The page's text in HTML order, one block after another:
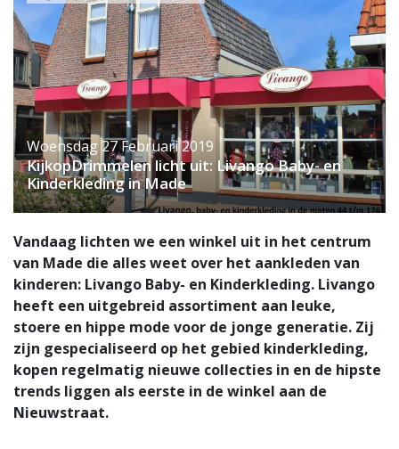
Woensdag 27 Februari 2019
KijkopDrimmelen licht uit: Livango Baby- en
Kinderkleding in Made
Vandaag lichten we een winkel uit in het centrum
van Made die alles weet over het aankleden van
kinderen: Livango Baby- en Kinderkleding. Livango
heeft een uitgebreid assortiment aan leuke,
stoere en hippe mode voor de jonge generatie. Zij
zijn gespecialiseerd op het gebied kinderkleding,
kopen regelmatig nieuwe collecties in en de hipste
trends liggen als eerste in de winkel aan de
Nieuwstraat.